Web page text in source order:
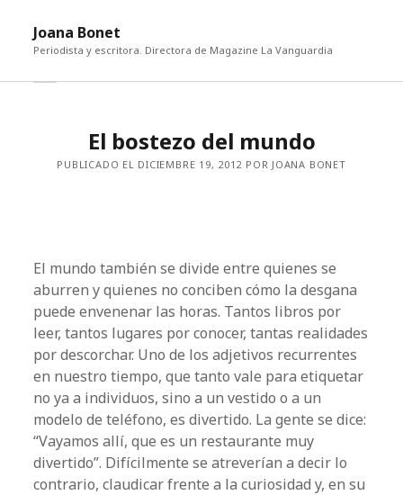
Joana Bonet
Periodista y escritora. Directora de Magazine La Vanguardia
El bostezo del mundo
PUBLICADO EL DICIEMBRE 19, 2012 POR JOANA BONET
El mundo también se divide entre quienes se
aburren y quienes no conciben cómo la desgana
puede envenenar las horas. Tantos libros por
leer, tantos lugares por conocer, tantas realidades
por descorchar. Uno de los adjetivos recurrentes
en nuestro tiempo, que tanto vale para etiquetar
no ya a individuos, sino a un vestido o a un
modelo de teléfono, es divertido. La gente se dice:
“Vayamos allí, que es un restaurante muy
divertido”. Difícilmente se atreverían a decir lo
contrario, claudicar frente a la curiosidad y, en su